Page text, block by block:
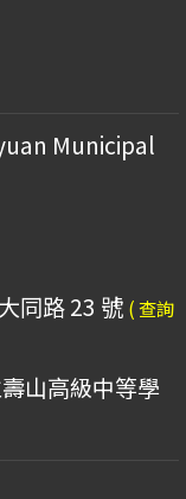
Municipal
同路 23 號 ( 查詢
山高級中等學